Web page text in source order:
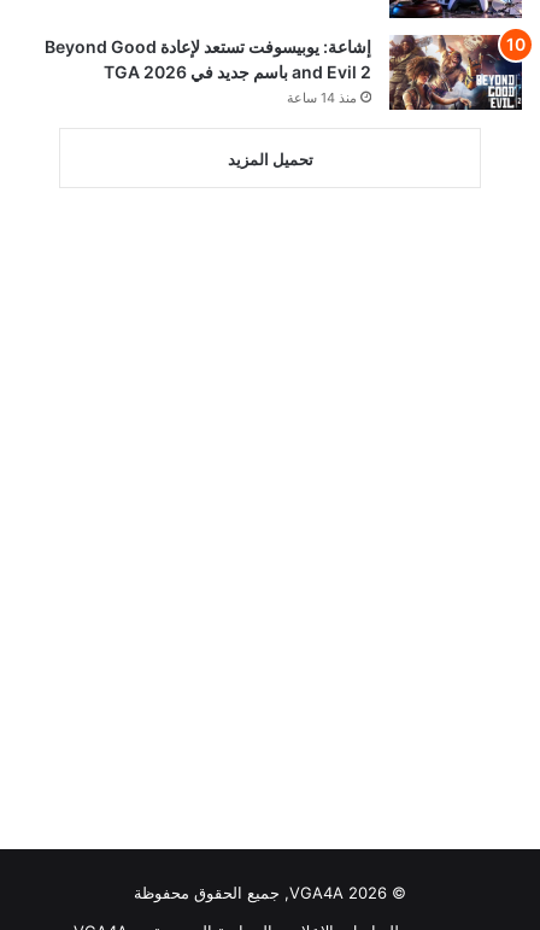
إشاعة: يوبيسوفت تستعد لإعادة Beyond Good
and Evil 2 باسم جديد في TGA 2026
منذ 14 ساعة
تحميل المزيد
© VGA4A 2026, جميع الحقوق محفوظة